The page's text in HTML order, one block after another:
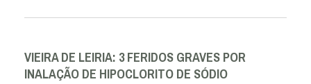
VIEIRA DE LEIRIA: 3 FERIDOS GRAVES POR
INALAÇÃO DE HIPOCLORITO DE SÓDIO